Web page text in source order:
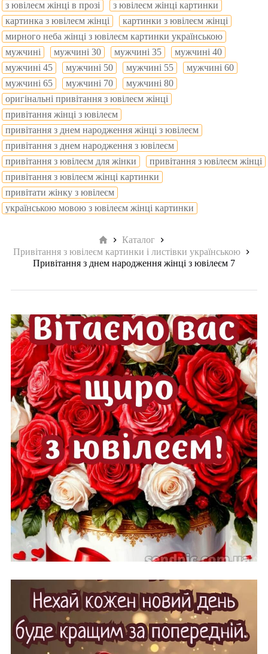
з ювілеєм жінці в прозі
з ювілеєм жінці картинки
картинка з ювілеєм жінці
картинки з ювілеєм жінці
мирного неба жінці з ювілеєм картинки українською
мужчині
мужчині 30 мужчині 35
мужчині 40
мужчині 45
мужчині 50 мужчині 55
мужчині 60
мужчині 65
мужчині 70
мужчині 80
оригінальні привітання з ювілеєм жінці
привітання жінці з ювілеєм
привітання з днем народження жінці з ювілеєм
привітання з днем народження з ювілеєм
привітання з ювілеєм для жінки
привітання з ювілеєм жінці
привітання з ювілеєм жінці картинки
привітати жінку з ювілеєм
українською мовою з ювілеєм жінці картинки
Головна
Каталог
Привітання з ювілеєм картинки і листівки українською
Привітання з днем народження жінці з ювілеєм 7